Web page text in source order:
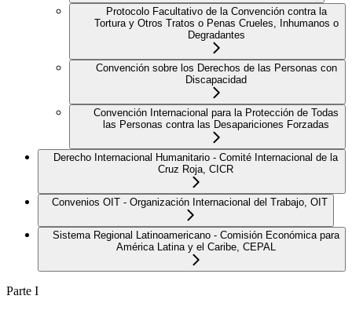
Protocolo Facultativo de la Convención contra la
Tortura y Otros Tratos o Penas Crueles, Inhumanos o
Degradantes
Convención sobre los Derechos de las Personas con
Discapacidad
Convención Internacional para la Protección de Todas
las Personas contra las Desapariciones Forzadas
Derecho Internacional Humanitario - Comité Internacional de la
Cruz Roja, CICR
Convenios OIT - Organización Internacional del Trabajo, OIT
Sistema Regional Latinoamericano - Comisión Económica para
América Latina y el Caribe, CEPAL
Parte I